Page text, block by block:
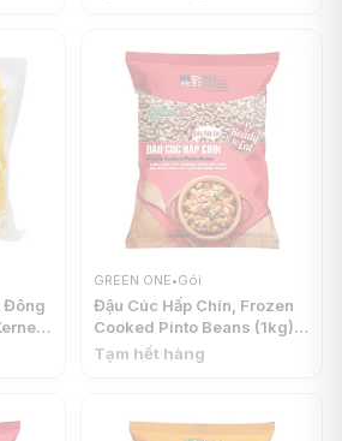
Đông
GREEN ONE•Gói
Đậu Cúc Hấp Chín, Frozen
Cooked Pinto Beans (1kg) -
GREEN ONE
Tạm hết hàng